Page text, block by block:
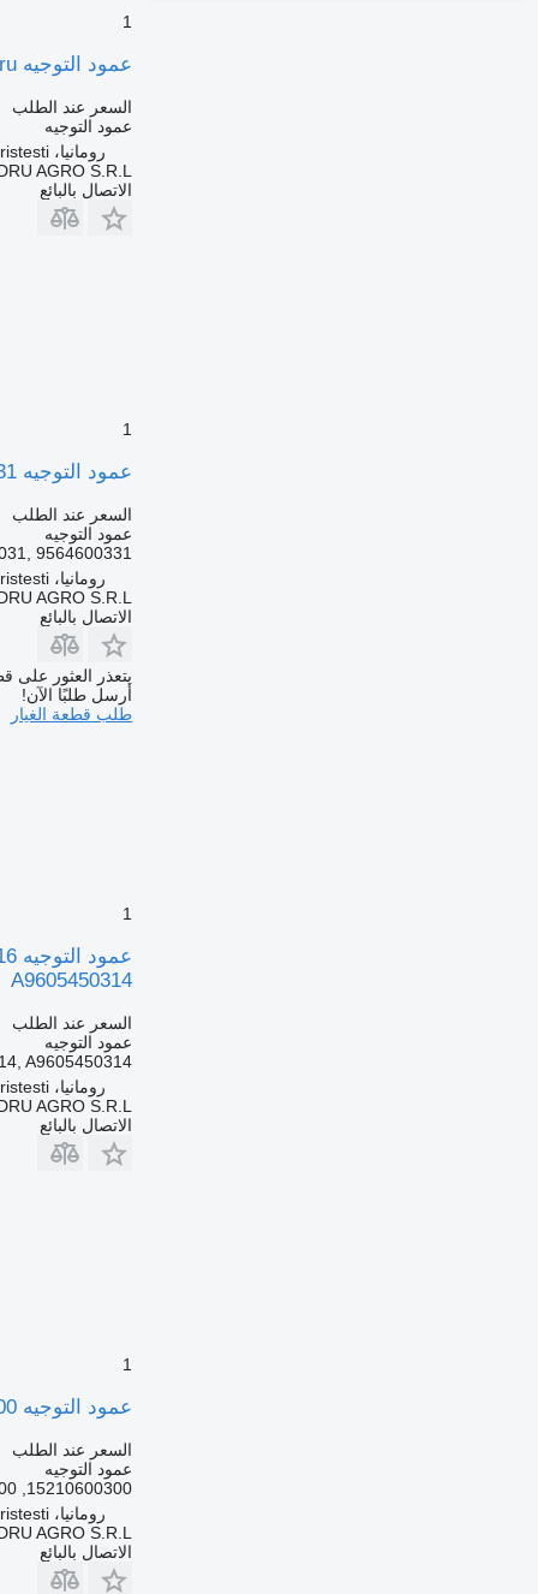
1
عمود التوجيه Coloană de direcție pentru لـ الشاحنات Mercedes-Benz – A9604600316 / A9604600816 / A9605420214 / A9605450314
السعر عند الطلب
عمود التوجيه
رومانيا، Cristesti
AGRO S.R.L.
الاتصال بالبائع
1
عمود التوجيه Coloană de Direcție A9564600031 لـ الشاحنات Mercedes-Benz A9564600031 / A9564600331
السعر عند الطلب
عمود التوجيه
9564600331
رومانيا، Cristesti
AGRO S.R.L.
الاتصال بالبائع
يتعذر العثور على
أرسل طلبًا الآن!
طلب قطعة الغيار
1
A9605450314
السعر عند الطلب
عمود التوجيه
A9605450314
رومانيا، Cristesti
AGRO S.R.L.
الاتصال بالبائع
1
عمود التوجيه Coloană de Direcție 15210600300 لـ الشاحنات Mercedes-Benz A6284600031
السعر عند الطلب
عمود التوجيه
15210600300, A6284600031, 6284600031, 1203-218-000, 1203218000
رومانيا، Cristesti
AGRO S.R.L.
الاتصال بالبائع